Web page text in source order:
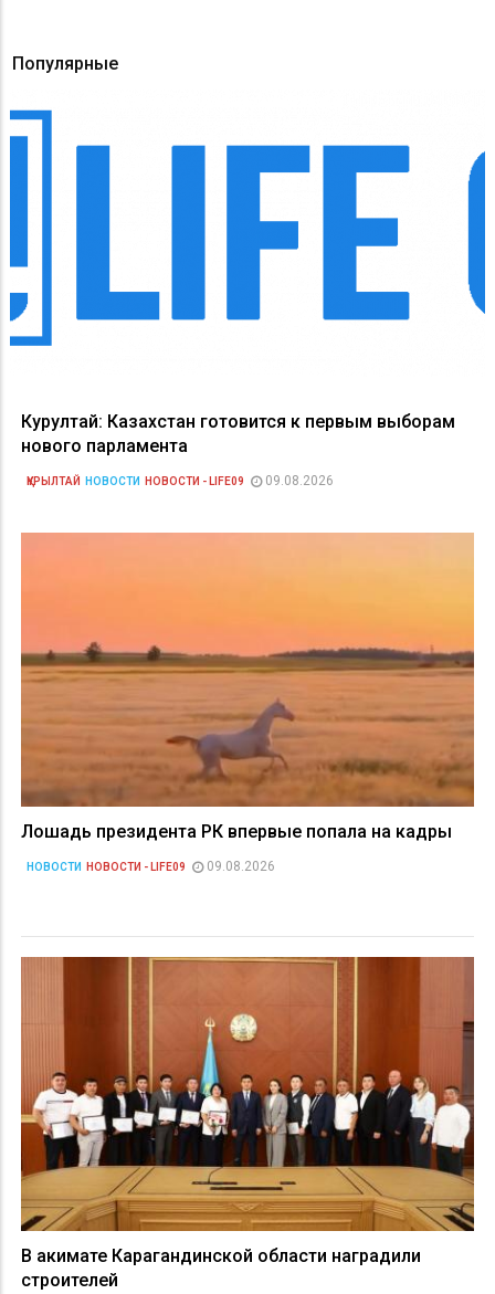
Популярные
Курултай: Казахстан готовится к первым выборам
нового парламента
ҚҰРЫЛТАЙ НОВОСТИ НОВОСТИ - LIFE09 09.08.2026
Лошадь президента РК впервые попала на кадры
НОВОСТИ НОВОСТИ - LIFE09 09.08.2026
В акимате Карагандинской области наградили
строителей